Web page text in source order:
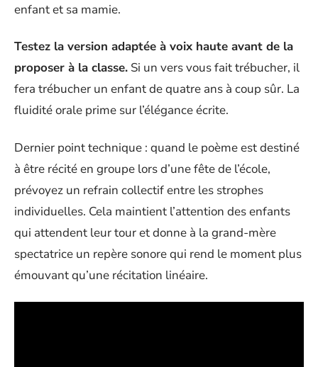
enfant et sa mamie.
Testez la version adaptée à voix haute avant de la
proposer à la classe. Si un vers vous fait trébucher, il
fera trébucher un enfant de quatre ans à coup sûr. La
fluidité orale prime sur l’élégance écrite.
Dernier point technique : quand le poème est destiné
à être récité en groupe lors d’une fête de l’école,
prévoyez un refrain collectif entre les strophes
individuelles. Cela maintient l’attention des enfants
qui attendent leur tour et donne à la grand-mère
spectatrice un repère sonore qui rend le moment plus
émouvant qu’une récitation linéaire.